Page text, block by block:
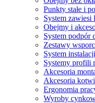
Punkty stałe i
System
Obejmy i
System podpór
Zestawy
System
Systemy profili
Akcesoria
Akcesoria
Ergonomia
Wyroby